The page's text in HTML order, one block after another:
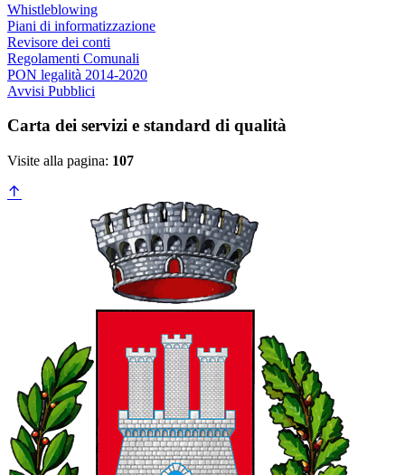
Whistleblowing
Piani di informatizzazione
Revisore dei conti
Regolamenti Comunali
PON legalità 2014-2020
Avvisi Pubblici
Carta dei servizi e standard di qualità
Visite alla pagina: 107